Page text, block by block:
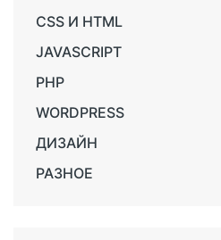
CSS И HTML
JAVASCRIPT
PHP
WORDPRESS
ДИЗАЙН
РАЗНОЕ